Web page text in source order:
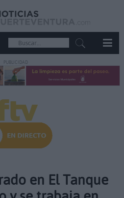
PUBLICIDAD
en El Tanque